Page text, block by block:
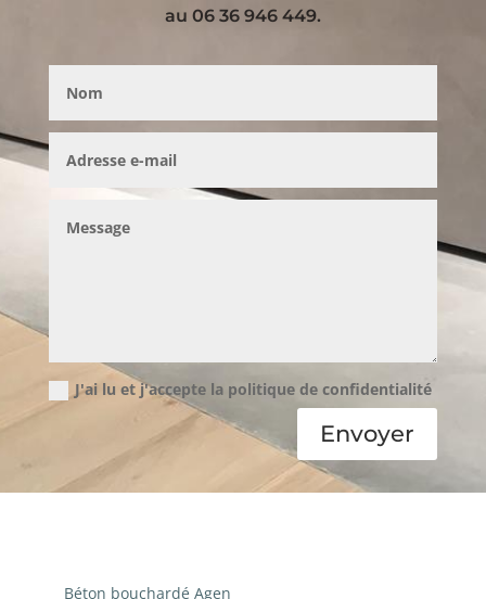
au 06 36 946 449.
J'ai lu et j'accepte la politique de confidentialité
Envoyer
Béton bouchardé Agen